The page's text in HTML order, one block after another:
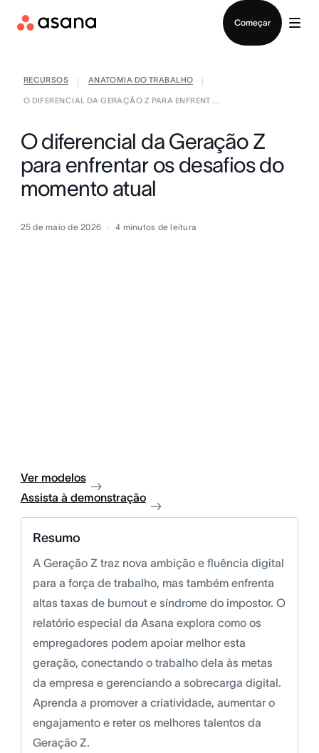
Começar
RECURSOS ANATOMIA DO TRABALHO
O DIFERENCIAL DA GERAÇÃO Z PARA ENFRENT ...
O diferencial da Geração Z
para enfrentar os desafios do
momento atual
25 de maio de 2026 4 minutos de leitura
Ver modelos
Assista à demonstração
Resumo
A Geração Z traz nova ambição e fluência digital
para a força de trabalho, mas também enfrenta
altas taxas de burnout e síndrome do impostor. O
relatório especial da Asana explora como os
empregadores podem apoiar melhor esta
geração, conectando o trabalho dela às metas
da empresa e gerenciando a sobrecarga digital.
Aprenda a promover a criatividade, aumentar o
engajamento e reter os melhores talentos da
Geração Z.